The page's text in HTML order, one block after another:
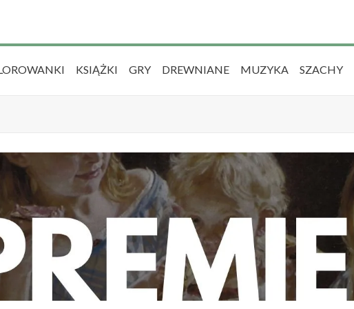
KSIĄŻKI GRY DREWNIANE MUZYKA SZACHY